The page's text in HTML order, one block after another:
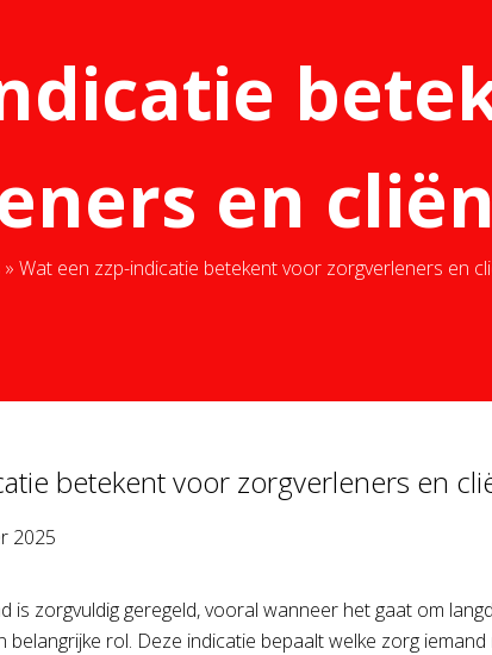
en
» Wat een zzp-indicatie betekent voor zorgverleners en
betekent voor zorgverleners en
2025
is zorgvuldig geregeld, vooral wanneer het gaat om
belangrijke rol. Deze indicatie bepaalt welke zorg